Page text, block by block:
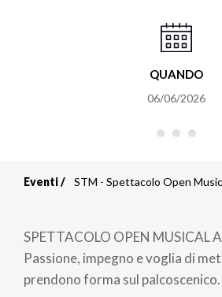
QUANDO
06/06/2026
di
pane
Eventi STM - Spettacolo Open
SPETTACOLO OPEN MUSICAL
Passione, impegno e voglia di
prendono forma sul palcoscenico.